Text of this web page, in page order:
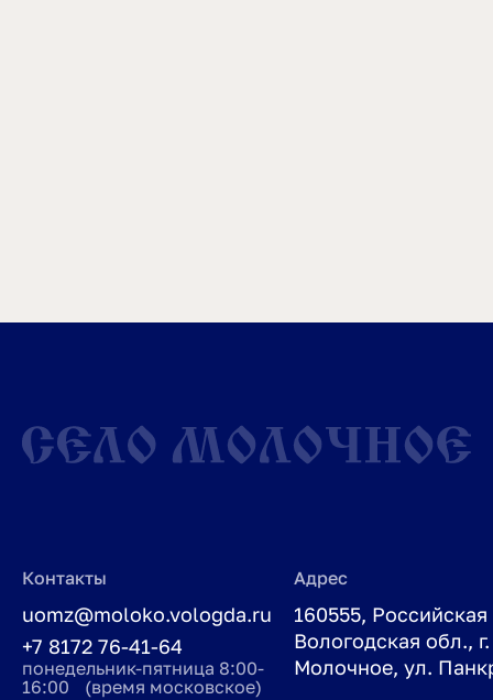
Контакты
uomz@moloko.vologda.ru
+7 8172 76-41-64
понедельник-пятница 8:00-
16:00 (время московское)
Адрес
160555,
Вологодская обл.,
Молочное, ул.